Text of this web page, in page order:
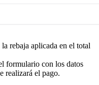
rebaja aplicada en el total
formulario con los datos
realizará el pago.